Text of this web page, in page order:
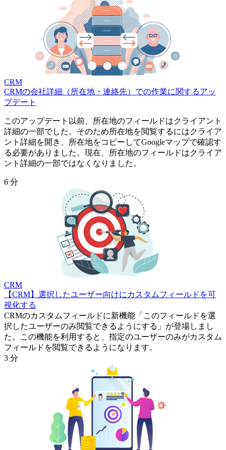
CRM
CRMの会社詳細（所在地・連絡先）での作業に関するアッ
プデート
このアップデート以前、所在地のフィールドはクライアント
詳細の一部でした。そのため所在地を閲覧するにはクライア
ント詳細を開き、所在地をコピーしてGoogleマップで確認す
る必要がありました。現在、所在地のフィールドはクライア
ント詳細の一部ではなくなりました。
6 分
CRM
【CRM】選択したユーザー向けにカスタムフィールドを可
視化する
CRMのカスタムフィールドに新機能「このフィールドを選
択したユーザーのみ閲覧できるようにする」が登場しまし
た。この機能を利用すると、指定のユーザーのみがカスタム
フィールドを閲覧できるようになります。
3 分